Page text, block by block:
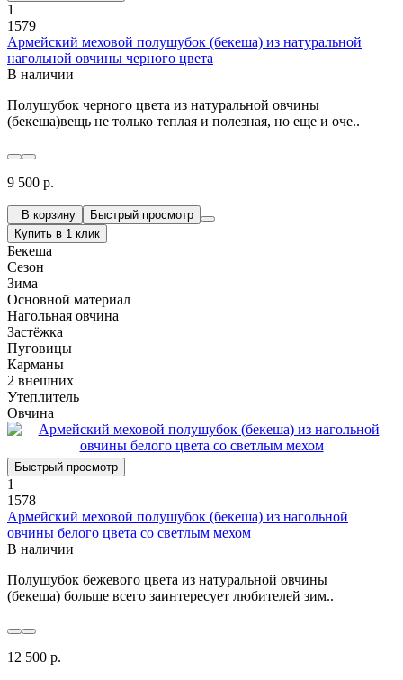
1
1579
Армейский меховой полушубок (бекеша) из натуральной
нагольной овчины черного цвета
В наличии
Полушубок черного цвета из натуральной овчины
(бекеша)вещь не только теплая и полезная, но еще и оче..
9 500 р.
В корзину
Быстрый просмотр
Купить в 1 клик
Бекеша
Сезон
Зима
Основной материал
Нагольная овчина
Застёжка
Пуговицы
Карманы
2 внешних
Утеплитель
Овчина
Быстрый просмотр
1
1578
Армейский меховой полушубок (бекеша) из нагольной
овчины белого цвета со светлым мехом
В наличии
Полушубок бежевого цвета из натуральной овчины
(бекеша) больше всего заинтересует любителей зим..
12 500 р.